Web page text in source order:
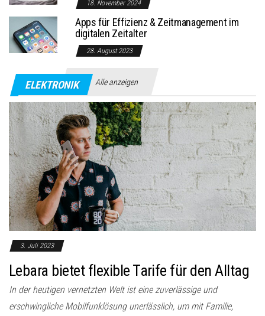
18. November 2024
Apps für Effizienz & Zeitmanagement im
digitalen Zeitalter
28. August 2023
ELEKTRONIK Alle anzeigen
3. Juli 2023
Lebara bietet flexible Tarife für den Alltag
In der heutigen vernetzten Welt ist eine zuverlässige und
erschwingliche Mobilfunklösung unerlässlich, um mit Familie,